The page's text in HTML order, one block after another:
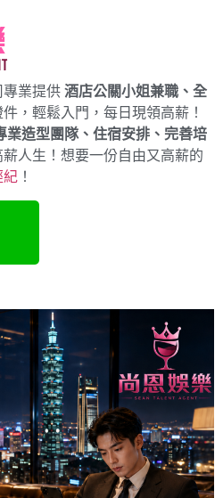
專業提供 酒店公關小姐兼職、全
，輕鬆入門，每日現領高薪！
業造型團隊、住宿安排、完善培
人生！想要一份自由又高薪的
紀 ！